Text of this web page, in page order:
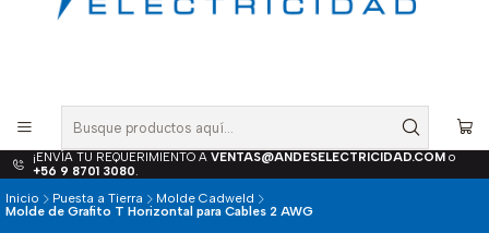
¡ENVÍA TU REQUERIMIENTO A VENTAS@ANDESELECTRICIDAD.COMo
+56 9 8701 3080.
Inicio
Puesta a Tierra
Molde Cadweld
Molde de Grafito T Horizontal para Cables 2 AWG